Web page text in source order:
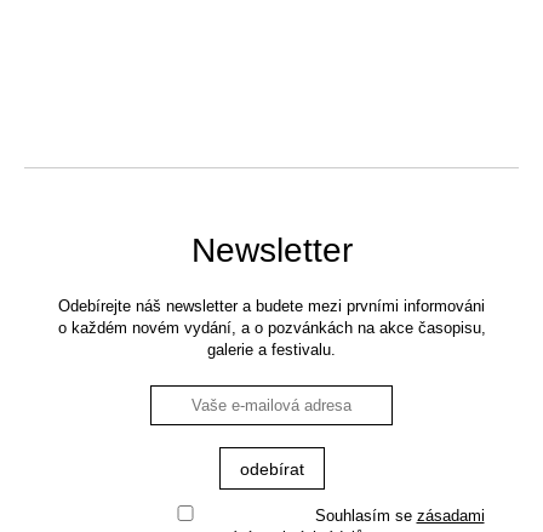
Newsletter
Odebírejte náš newsletter a budete mezi prvními informováni
o každém novém vydání, a o pozvánkách na akce časopisu,
galerie a festivalu.
Souhlasím se zásadami